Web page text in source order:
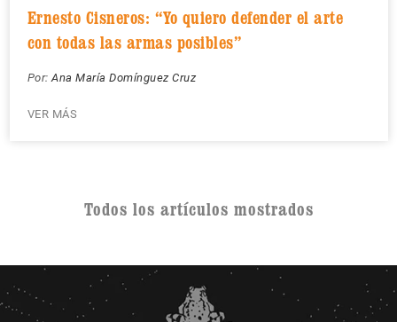
Ernesto Cisneros: “Yo quiero defender el arte
con todas las armas posibles”
Por:Ana María Domínguez Cruz
VER MÁS
Todos los artículos mostrados